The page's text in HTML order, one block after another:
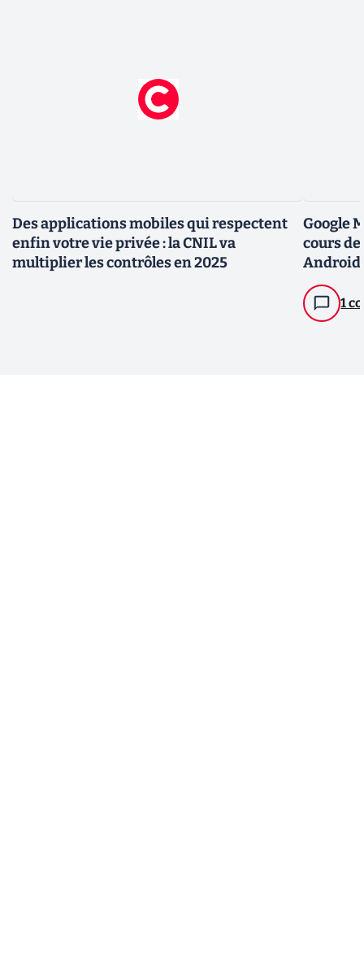
Des applications mobiles qui respectent
enfin votre vie privée : la CNIL va
multiplier les contrôles en 2025
Google
cours
Android
1